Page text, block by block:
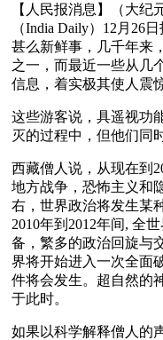
【人民报消息】（大纪
（India Daily）12月26
甚么新鲜事，几千年来
之一，而最近一些从几
信息，着实极其使人震
这些游客说，具遥视功
灭的过程中，但他们同
西藏僧人说，从现在到
地方战争，恐怖主义和
右，世界政治将发生某
2010年到2012年间, 全
备，繁多的政治回旋与
界将开始进入一次全面
件将会发生。超自然的
于此时。
如果以科学解释僧人的